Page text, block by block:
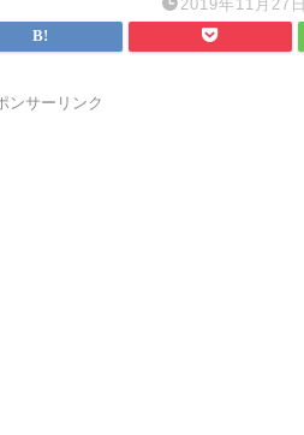
2019年11月27日
ンサーリンク